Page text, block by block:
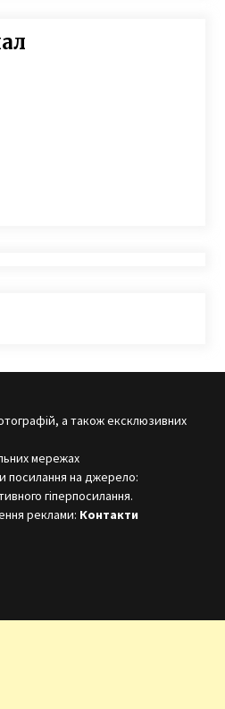
а також ексклюзивних
мережах
посилання на джерело:
гіперпосилання.
реклами: Контакти